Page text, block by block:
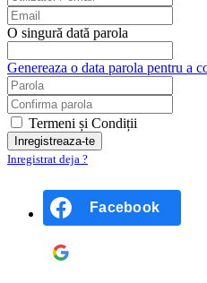
O singură dată parola
Genereaza o data parola pentru a
Termeni și Condiții
Inregistrat deja ?
Facebook